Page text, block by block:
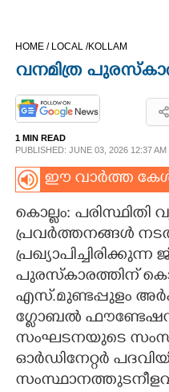
OPINION
PHOTOS
LIFESTYLE
SPIRITUAL
INFO+
ART
ASTRO
HOME / LOCAL /KOLLAM
വനമിത്ര
1 MIN READ
PUBLISHED: JUNE 03, 2026 12:37 AM
ഈ വാർത്ത
കൊല്ലം: പരിസ്ഥിതി
പ്രവർത്തനങ്ങൾ
പ്രഖ്യാപിച്ചിരിക്കുന്ന
പുരസ്കാരത്തിന്
എസ്.മുണ്ടപ്പുളം
ഗ്ലോബൽ
സംഘടനയുടെ
ഓർഡിനേറ്റർ